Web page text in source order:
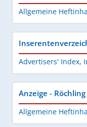
Allgemeine
Advertisers' Index,
Anzeige -
Allgemeine